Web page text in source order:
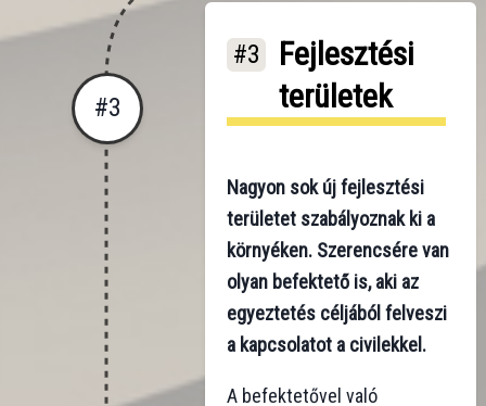
#3
#3
Fejlesztési
területek
Nagyon sok új fejlesztési
területet szabályoznak ki a
környéken. Szerencsére van
olyan befektető is, aki az
egyeztetés céljából felveszi
a kapcsolatot a civilekkel.
A befektetővel való